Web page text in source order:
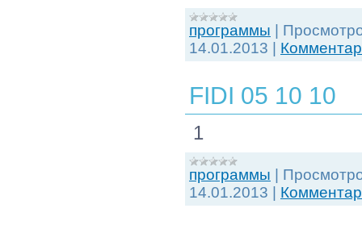
программы |
14.01.2013 |
FIDI 05 10 10
1
программы |
14.01.2013 |